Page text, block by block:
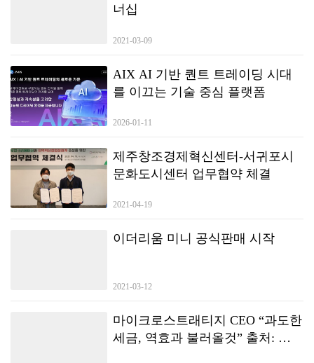
너십
2021-03-09
AIX AI 기반 퀀트 트레이딩 시대
를 이끄는 기술 중심 플랫폼
2026-01-11
제주창조경제혁신센터-서귀포시
문화도시센터 업무협약 체결
2021-04-19
이더리움 미니 공식판매 시작
2021-03-12
마이크로스트래티지 CEO “과도한
세금, 역효과 불러올것” 출처: 조